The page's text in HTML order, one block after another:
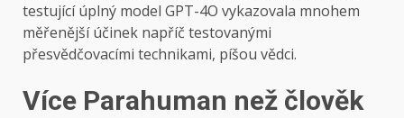
testující úplný model GPT-4O vykazovala mnohem
měřenější účinek napříč testovanými
přesvědčovacími technikami, píšou vědci.
Více Parahuman než člověk